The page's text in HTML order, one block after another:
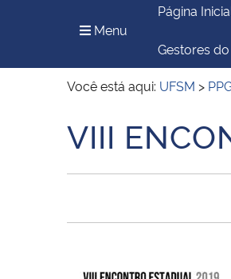
Ministério do Meio Ambiente
Menu
Página
Gestores
Você está aqui: UFSM >
Início do conteúdo
VIII